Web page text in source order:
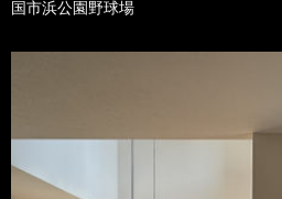
国市浜公園野球場